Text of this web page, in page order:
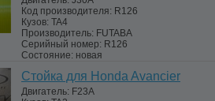
Код производителя: R126
Кузов: TA4
Производитель: FUTABA
Серийный номер: R126
Состояние: новая
Стойка для Honda Avancier
Двигатель: F23A